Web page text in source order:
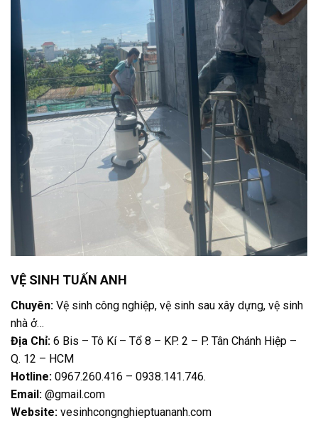
VỆ SINH TUẤN ANH
Chuyên: Vệ sinh công nghiệp, vệ sinh sau xây dựng, vệ sinh
nhà ở…
Địa Chỉ: 6 Bis – Tô Kí – Tổ 8 – KP. 2 – P. Tân Chánh Hiệp –
Q. 12 – HCM
Hotline: 0967.260.416 – 0938.141.746.
Email: @gmail.com
Website: vesinhcongnghieptuananh.com